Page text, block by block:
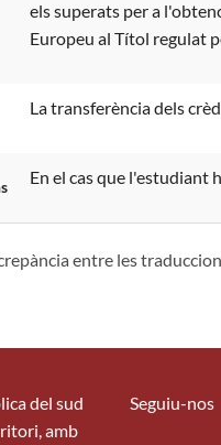
els superats per a
Europeu al Títol regulat
La transferència dels
En el cas que l'estudiant
entre les
del sud
amb
Seguiu-nos